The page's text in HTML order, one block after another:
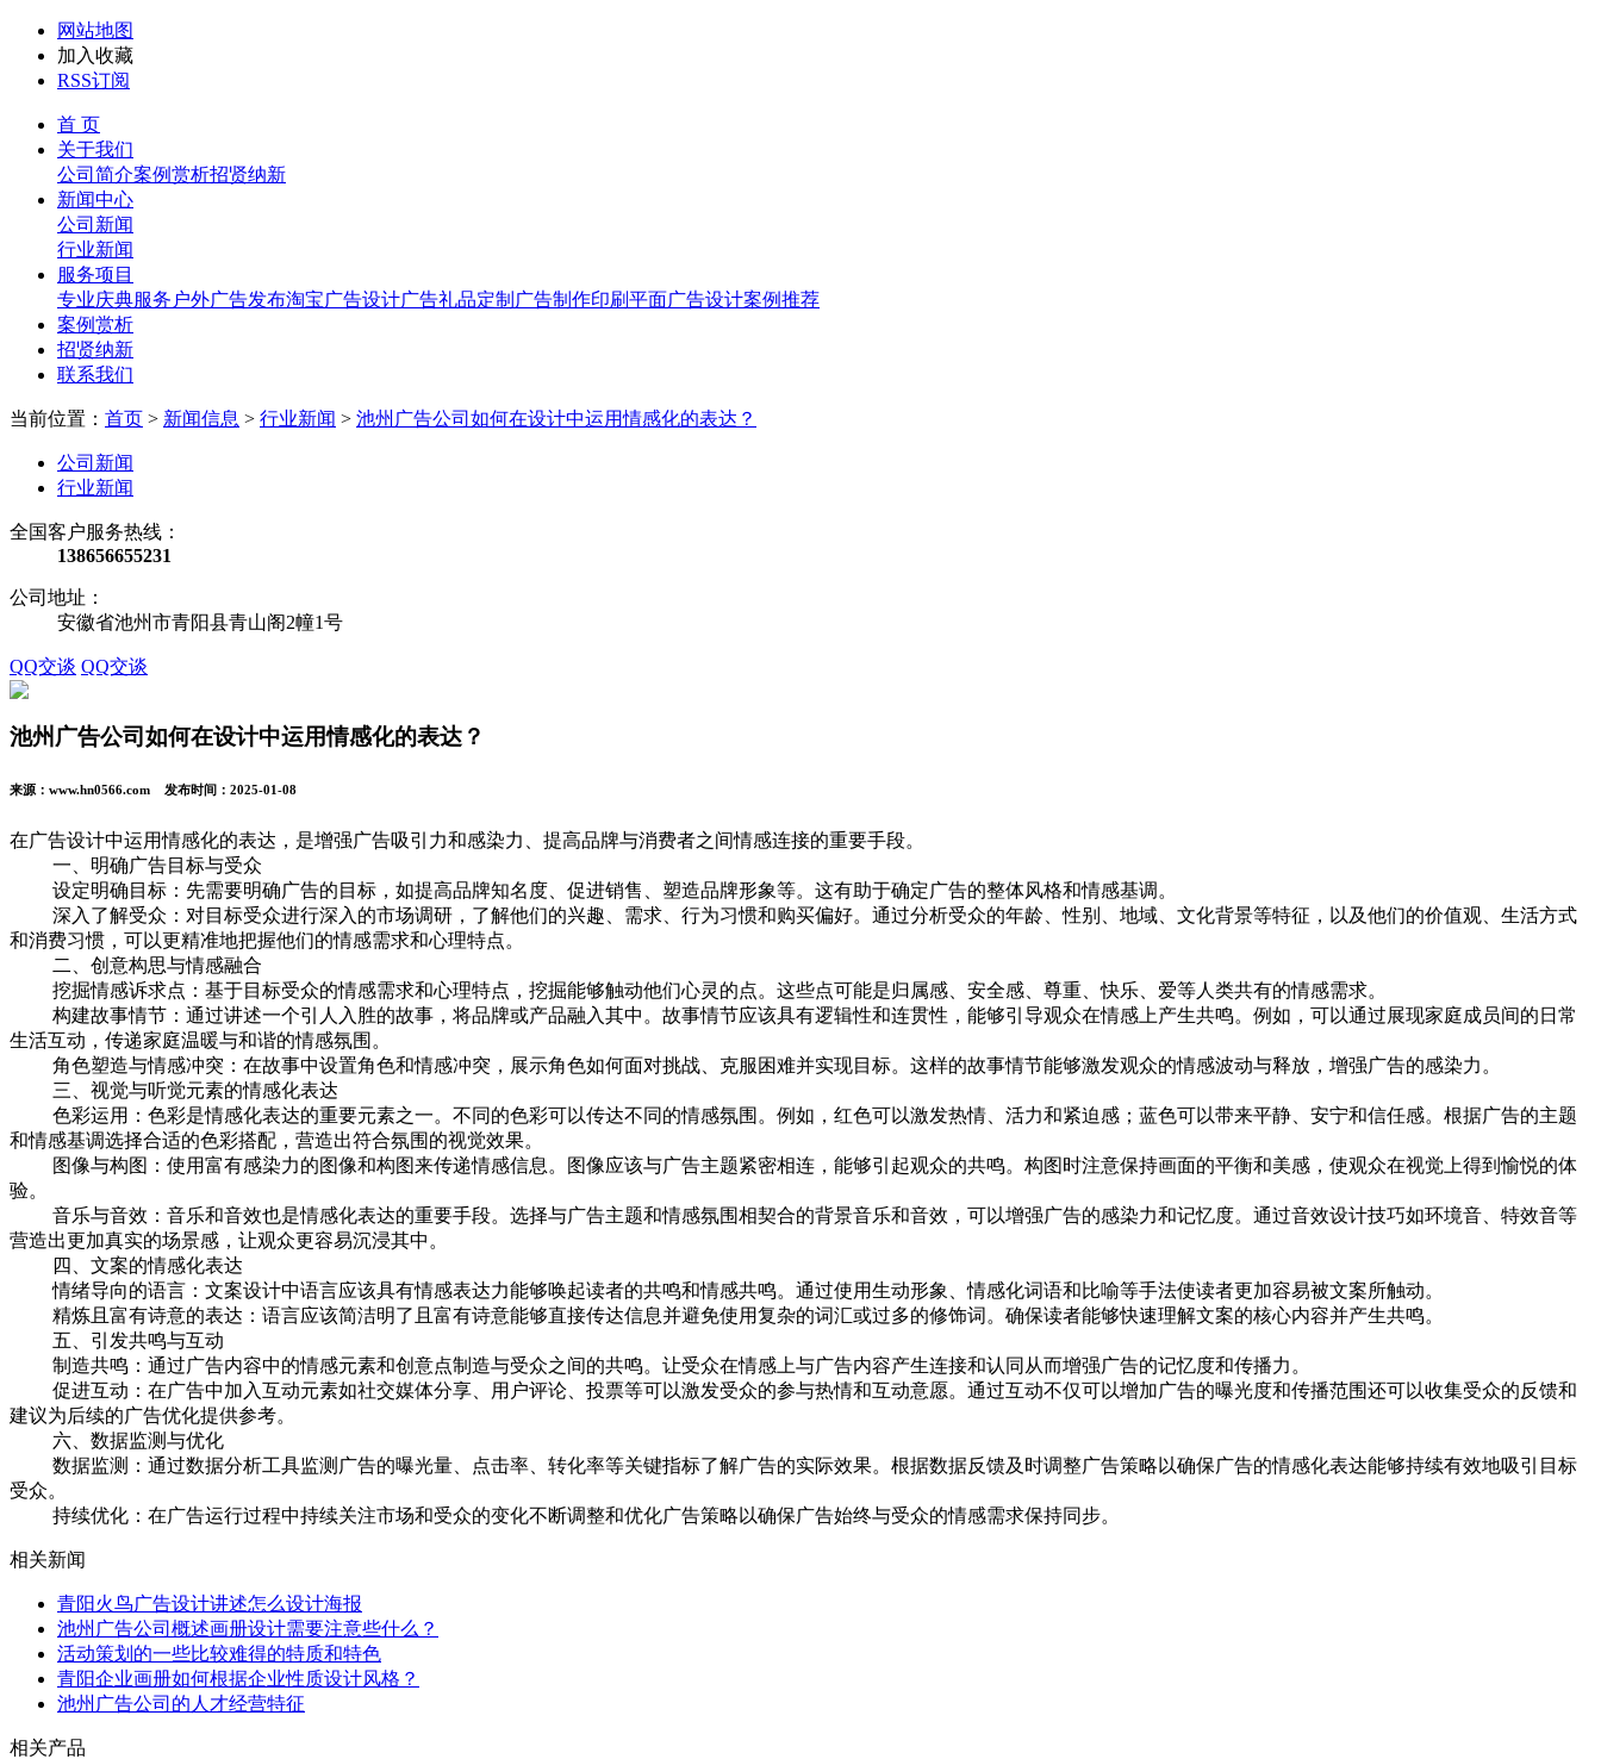
网站地图
加入收藏
RSS订阅
首 页
关于我们
公司简介案例赏析招贤纳新
新闻中心
公司新闻
行业新闻
服务项目
专业庆典服务 户外广告发布淘宝广告设计广告礼品定制 广告制作印刷平面广告设计案例推荐
案例赏析
招贤纳新
联系我们
当前位置： 首页 > 新闻信息 > 行业新闻 > 池州广告公司如何在设计中运用情感化的表达？
公司新闻
行业新闻
全国客户服务热线：
138656655231
公司地址：
安徽省池州市青阳县青山阁2幢1号
QQ交谈 QQ交谈
池州广告公司如何在设计中运用情感化的表达？
来源：www.hn0566.com 发布时间：2025-01-08
在广告设计中运用情感化的表达，是增强广告吸引力和感染力、提高品牌与消费者之间情感连接的重要手段。
一、明确广告目标与受众
设定明确目标：先需要明确广告的目标，如提高品牌知名度、促进销售、塑造品牌形象等。这有助于确定广告的整体风格和情感基调。
深入了解受众：对目标受众进行深入的市场调研，了解他们的兴趣、需求、行为习惯和购买偏好。通过分析受众的年龄、性别、地域、文化背景等特征，以及他们的价值观、生活方式
和消费习惯，可以更精准地把握他们的情感需求和心理特点。
二、创意构思与情感融合
挖掘情感诉求点：基于目标受众的情感需求和心理特点，挖掘能够触动他们心灵的点。这些点可能是归属感、安全感、尊重、快乐、爱等人类共有的情感需求。
构建故事情节：通过讲述一个引人入胜的故事，将品牌或产品融入其中。故事情节应该具有逻辑性和连贯性，能够引导观众在情感上产生共鸣。例如，可以通过展现家庭成员间的日常
生活互动，传递家庭温暖与和谐的情感氛围。
角色塑造与情感冲突：在故事中设置角色和情感冲突，展示角色如何面对挑战、克服困难并实现目标。这样的故事情节能够激发观众的情感波动与释放，增强广告的感染力。
三、视觉与听觉元素的情感化表达
色彩运用：色彩是情感化表达的重要元素之一。不同的色彩可以传达不同的情感氛围。例如，红色可以激发热情、活力和紧迫感；蓝色可以带来平静、安宁和信任感。根据广告的主题
和情感基调选择合适的色彩搭配，营造出符合氛围的视觉效果。
图像与构图：使用富有感染力的图像和构图来传递情感信息。图像应该与广告主题紧密相连，能够引起观众的共鸣。构图时注意保持画面的平衡和美感，使观众在视觉上得到愉悦的体
验。
音乐与音效：音乐和音效也是情感化表达的重要手段。选择与广告主题和情感氛围相契合的背景音乐和音效，可以增强广告的感染力和记忆度。通过音效设计技巧如环境音、特效音等
营造出更加真实的场景感，让观众更容易沉浸其中。
四、文案的情感化表达
情绪导向的语言：文案设计中语言应该具有情感表达力能够唤起读者的共鸣和情感共鸣。通过使用生动形象、情感化词语和比喻等手法使读者更加容易被文案所触动。
精炼且富有诗意的表达：语言应该简洁明了且富有诗意能够直接传达信息并避免使用复杂的词汇或过多的修饰词。确保读者能够快速理解文案的核心内容并产生共鸣。
五、引发共鸣与互动
制造共鸣：通过广告内容中的情感元素和创意点制造与受众之间的共鸣。让受众在情感上与广告内容产生连接和认同从而增强广告的记忆度和传播力。
促进互动：在广告中加入互动元素如社交媒体分享、用户评论、投票等可以激发受众的参与热情和互动意愿。通过互动不仅可以增加广告的曝光度和传播范围还可以收集受众的反馈和
建议为后续的广告优化提供参考。
六、数据监测与优化
数据监测：通过数据分析工具监测广告的曝光量、点击率、转化率等关键指标了解广告的实际效果。根据数据反馈及时调整广告策略以确保广告的情感化表达能够持续有效地吸引目标
受众。
持续优化：在广告运行过程中持续关注市场和受众的变化不断调整和优化广告策略以确保广告始终与受众的情感需求保持同步。
相关新闻
青阳火鸟广告设计讲述怎么设计海报
池州广告公司概述画册设计需要注意些什么？
活动策划的一些比较难得的特质和特色
青阳企业画册如何根据企业性质设计风格？
池州广告公司的人才经营特征
相关产品